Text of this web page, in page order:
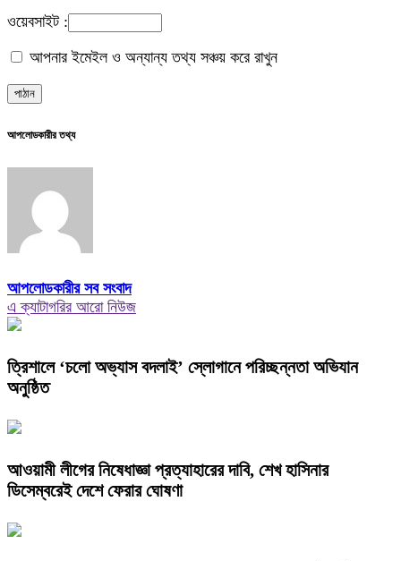
ওয়েবসাইট :
আপনার ইমেইল ও অন্যান্য তথ্য সঞ্চয় করে রাখুন
আপলোডকারীর তথ্য
আপলোডকারীর সব সংবাদ
এ ক্যাটাগরির আরো নিউজ
‎ত্রিশালে ‘চলো অভ্যাস বদলাই’ স্লোগানে পরিচ্ছন্নতা অভিযান
অনুষ্ঠিত
আওয়ামী লীগের নিষেধাজ্ঞা প্রত্যাহারের দাবি, শেখ হাসিনার
ডিসেম্বরেই দেশে ফেরার ঘোষণা